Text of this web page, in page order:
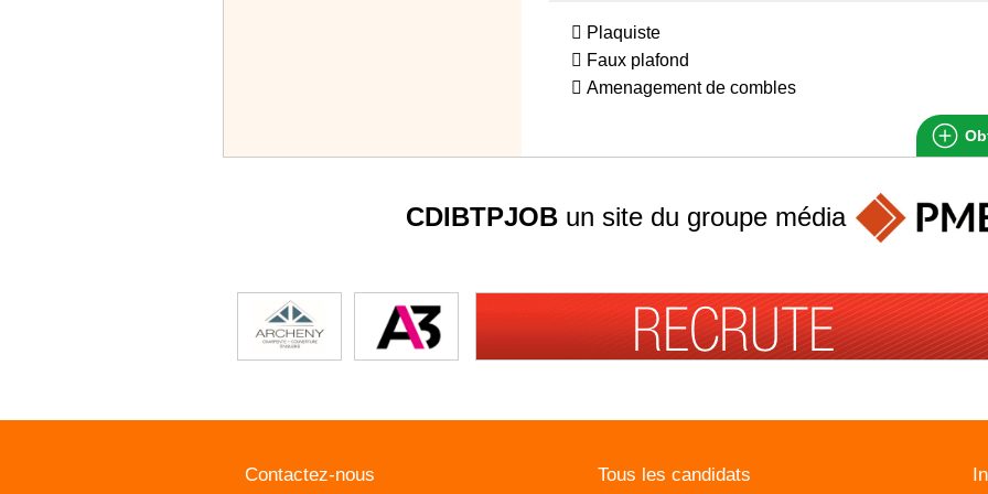
 Plaquiste
 Faux plafond
 Amenagement de combles
CDIBTPJOBun site du groupe média
Contactez-nous
Tous les candidats